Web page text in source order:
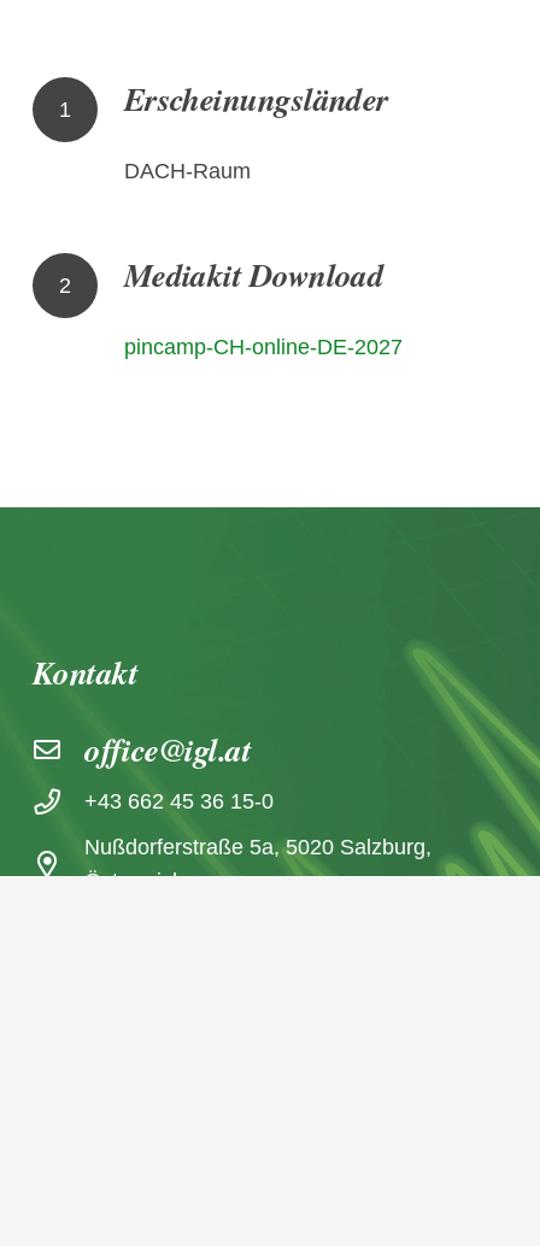
1 Erscheinungsländer
DACH-Raum
2 Mediakit Download
pincamp-CH-online-DE-2027
Kontakt
office@igl.at
+43 662 45 36 15-0
Nußdorferstraße 5a, 5020 Salzburg,
Österreich